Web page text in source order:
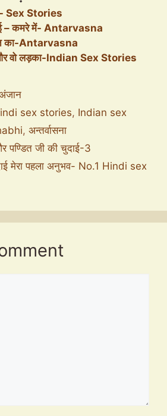
Sex Stories
– कमरे में- Antarvasna
का-Antarvasna
वो लड़का-Indian Sex Stories
sex stories, Indian sex
, अन्तर्वासना
पण्डित जी की चुदाई-3
मेरा पहला अनुभव- No.1 Hindi sex